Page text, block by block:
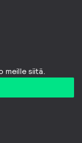
meille siitä.